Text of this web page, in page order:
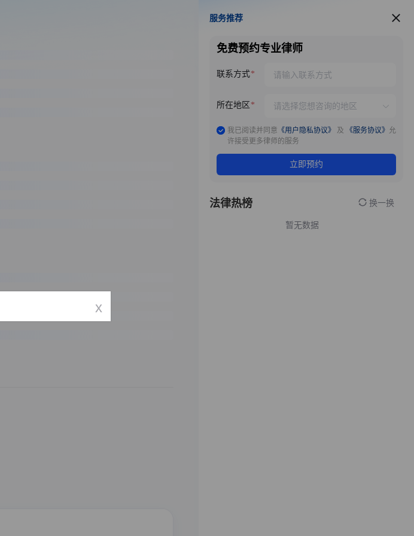
服务推荐
服务推荐
免费预约专业律师
联系方式
所在地区
我已阅读并同意 《用户隐私协议》 及 《服务协议》 允
许接受更多律师的服务
立即预约
法律热榜 换一换
暂无数据
x